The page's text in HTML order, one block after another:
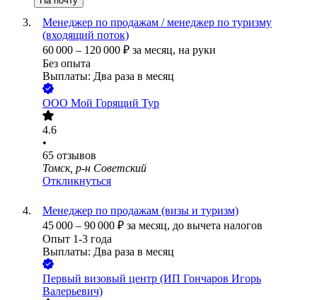
Менеджер по продажам / менеджер по туризму
(входящий поток)
60 000 – 120 000 ₽ за месяц, на руки
Без опыта
Выплаты: Два раза в месяц
ООО Мой Горящий Тур
4.6
•
65 отзывов
Томск, р-н Советский
Откликнуться
Менеджер по продажам (визы и туризм)
45 000 – 90 000 ₽ за месяц, до вычета налогов
Опыт 1-3 года
Выплаты: Два раза в месяц
Первый визовый центр (ИП Гончаров Игорь
Валерьевич)